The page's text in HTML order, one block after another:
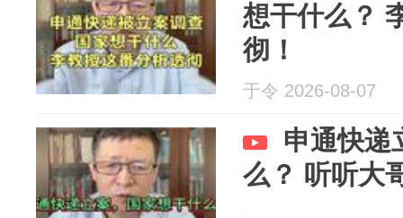
想干什么？
彻！
于令 2026-08-07
申通快递
么？ 听听大